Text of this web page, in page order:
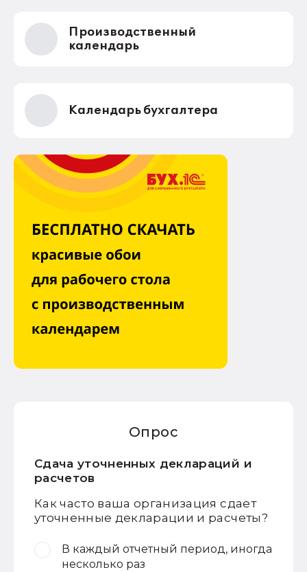
Производственный
календарь
Календарь бухгалтера
Опрос
Сдача уточненных деклараций и
расчетов
Как часто ваша организация сдает
уточненные декларации и расчеты?
В каждый отчетный период, иногда
несколько раз